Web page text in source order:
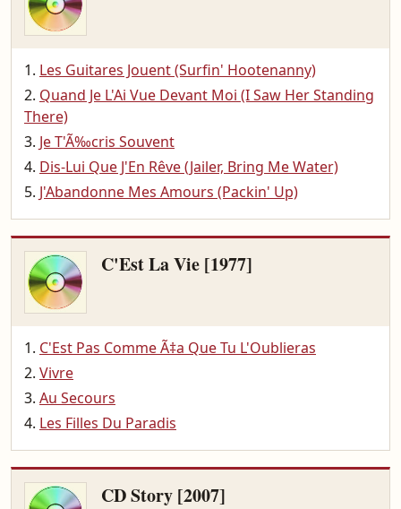
Les Guitares Jouent (Surfin' Hootenanny)
Quand Je L'Ai Vue Devant Moi (I Saw Her Standing
There)
Je T'Ã‰cris Souvent
Dis-Lui Que J'En Rêve (Jailer, Bring Me Water)
J'Abandonne Mes Amours (Packin' Up)
C'Est La Vie [1977]
C'Est Pas Comme Ã‡a Que Tu L'Oublieras
Vivre
Au Secours
Les Filles Du Paradis
CD Story [2007]